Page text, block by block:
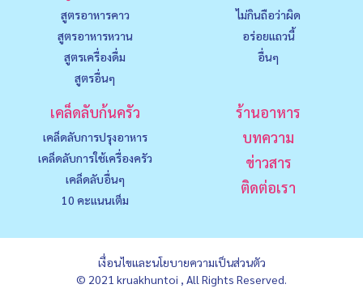
สูตรอาหารคาว
สูตรอาหารหวาน
สูตรเครื่องดื่ม
สูตรอื่นๆ
ไม่กินถือว่าผิด
อร่อยแถวนี้
อื่นๆ
เคล็ดลับก้นครัว
เคล็ดลับการปรุงอาหาร
เคล็ดลับการใช้เครื่องครัว
เคล็ดลับอื่นๆ
10 คะแนนเต็ม
ร้านอาหาร
บทความ
ข่าวสาร
ติดต่อเรา
เงื่อนไขและนโยบายความเป็นส่วนตัว
© 2021 kruakhuntoi , All Rights Reserved.